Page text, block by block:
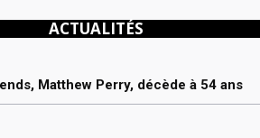
ACTUALITÉS
Matthew Perry, décède à 54 ans